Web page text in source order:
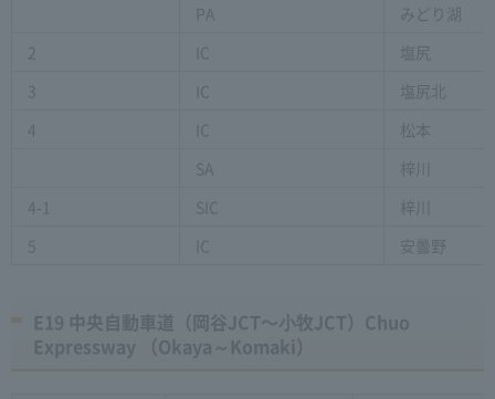
PA
みどり湖
2
IC
塩尻
3
IC
塩尻北
4
IC
松本
SA
梓川
4-1
SIC
梓川
5
IC 安曇野
E19 中央自動車道（岡谷JCT〜⼩牧JCT）Chuo
Expressway （Okaya～Komaki）